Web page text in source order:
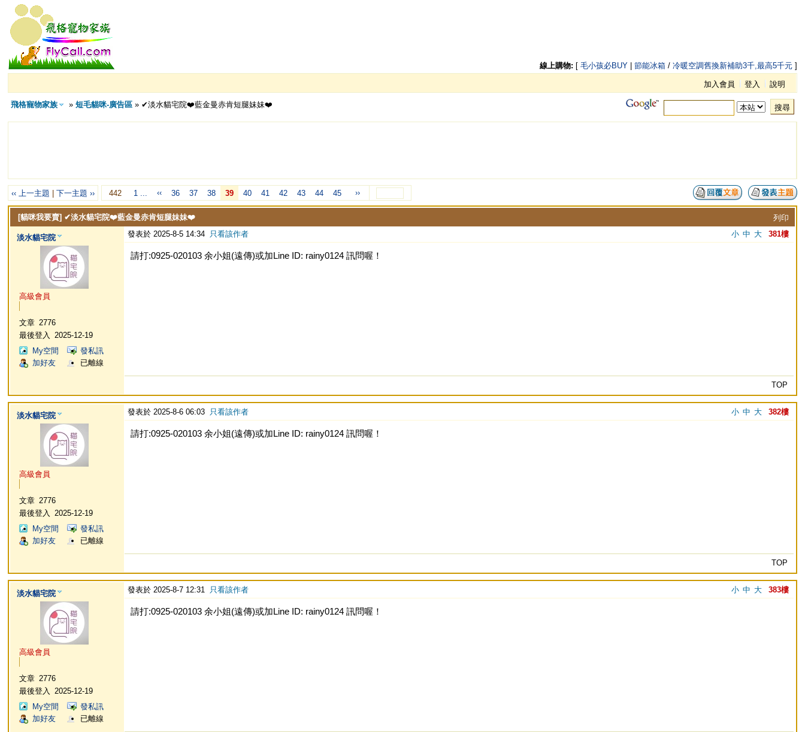
線上購物: [ 毛小孩必BUY| 節能冰箱/ 冷暖空調舊換新補助3千,最高5千元]
加入會員 登入 說明
飛格寵物家族 »短毛貓咪-廣告區 » ✔淡水貓宅院❤️藍金曼赤肯短腿妹妹❤️ 搜尋
‹‹ 上一主題 |下一主題 ›› 442 1 ... ‹‹ 36 37 38 39 40 41 42 43 44 45 ››
列印
[貓咪我要賣] ✔淡水貓宅院❤️藍金曼赤肯短腿妹妹❤️
淡水貓宅院
高級會員
文章 2776
最後登入
2025-12-19
My空間
發私訊
加好友
已離線
381樓
大
中
小
發表於 2025-8-5 14:34 只看該作者
請打:0925-020103 余小姐(遠傳)或加Line ID: rainy0124 訊問喔！
TOP
淡水貓宅院
高級會員
文章 2776
最後登入
2025-12-19
My空間
發私訊
加好友
已離線
382樓
大
中
小
發表於 2025-8-6 06:03 只看該作者
請打:0925-020103 余小姐(遠傳)或加Line ID: rainy0124 訊問喔！
TOP
淡水貓宅院
高級會員
文章 2776
最後登入
2025-12-19
My空間
發私訊
加好友
已離線
383樓
大
中
小
發表於 2025-8-7 12:31 只看該作者
請打:0925-020103 余小姐(遠傳)或加Line ID: rainy0124 訊問喔！